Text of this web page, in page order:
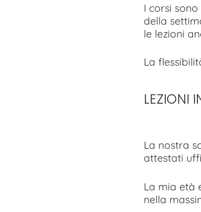
I corsi
della
le lezioni
La
LEZIONI
La nostra
attestati
La mia età
nella